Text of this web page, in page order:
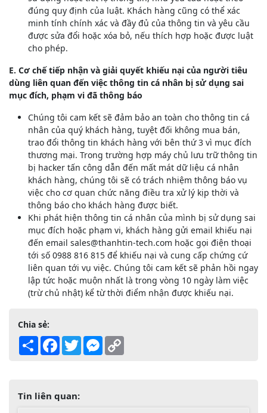
đúng quy định của luật. Khách hàng cũng có thể xác
minh tính chính xác và đầy đủ của thông tin và yêu cầu
được sửa đổi hoặc xóa bỏ, nếu thích hợp hoặc được luật
cho phép.
E. Cơ chế tiếp nhận và giải quyết khiếu nại của người tiêu
dùng liên quan đến việc thông tin cá nhân bị sử dụng sai
mục đích, phạm vi đã thông báo
Chúng tôi cam kết sẽ đảm bảo an toàn cho thông tin cá
nhân của quý khách hàng, tuyệt đối không mua bán,
trao đổi thông tin khách hàng với bên thứ 3 vì mục đích
thương mại. Trong trường hợp máy chủ lưu trữ thông tin
bị hacker tấn công dẫn đến mất mát dữ liệu cá nhân
khách hàng, chúng tôi sẽ có trách nhiệm thông báo vụ
việc cho cơ quan chức năng điều tra xử lý kịp thời và
thông báo cho khách hàng được biết.
Khi phát hiện thông tin cá nhân của mình bị sử dụng sai
mục đích hoặc phạm vi, khách hàng gửi email khiếu nại
đến email sales@thanhtin-tech.com hoặc gọi điện thoại
tới số 0988 816 815 để khiếu nại và cung cấp chứng cứ
liên quan tới vụ việc. Chúng tôi cam kết sẽ phản hồi ngay
lập tức hoặc muộn nhất là trong vòng 10 ngày làm việc
(trừ chủ nhật) kể từ thời điểm nhận được khiếu nại.
Chia sẻ:
Share Facebook
TwitterMessenger
Tin liên quan: